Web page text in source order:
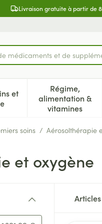
Livraison gratuite à partir de
médic
et
le sous-menu pour la
Régime,
alimentation &
vitamines
Afficher
soins / Aérosolthérapie
et oxygène
Articles